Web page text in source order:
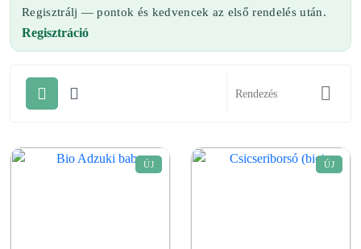
Regisztrálj — pontok és kedvencek az első rendelés után.
Regisztráció
ÚJ ÚJ